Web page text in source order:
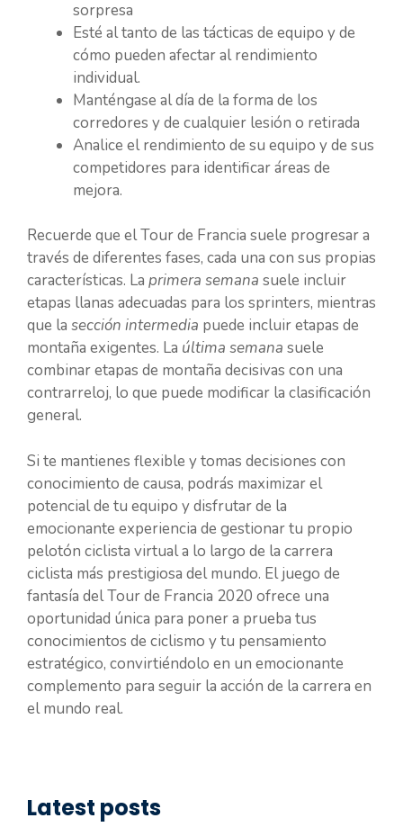
sorpresa
Esté al tanto de las tácticas de equipo y de
cómo pueden afectar al rendimiento
individual.
Manténgase al día de la forma de los
corredores y de cualquier lesión o retirada
Analice el rendimiento de su equipo y de sus
competidores para identificar áreas de
mejora.
Recuerde que el Tour de Francia suele progresar a
través de diferentes fases, cada una con sus propias
características. La primera semana suele incluir
etapas llanas adecuadas para los sprinters, mientras
que la sección intermedia puede incluir etapas de
montaña exigentes. La última semana suele
combinar etapas de montaña decisivas con una
contrarreloj, lo que puede modificar la clasificación
general.
Si te mantienes flexible y tomas decisiones con
conocimiento de causa, podrás maximizar el
potencial de tu equipo y disfrutar de la
emocionante experiencia de gestionar tu propio
pelotón ciclista virtual a lo largo de la carrera
ciclista más prestigiosa del mundo. El juego de
fantasía del Tour de Francia 2020 ofrece una
oportunidad única para poner a prueba tus
conocimientos de ciclismo y tu pensamiento
estratégico, convirtiéndolo en un emocionante
complemento para seguir la acción de la carrera en
el mundo real.
Latest posts